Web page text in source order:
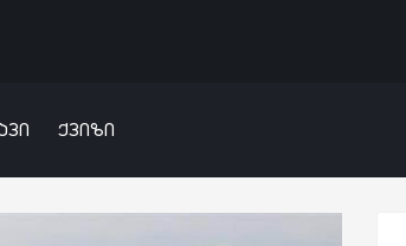
ქვიზი